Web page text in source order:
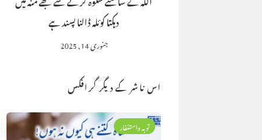
دہکتا کوئلہ ڈالنا پسند ہے
جنوری 14, 2025
اس ناشر کے دیگر گرافکس
توبہ واستغفار